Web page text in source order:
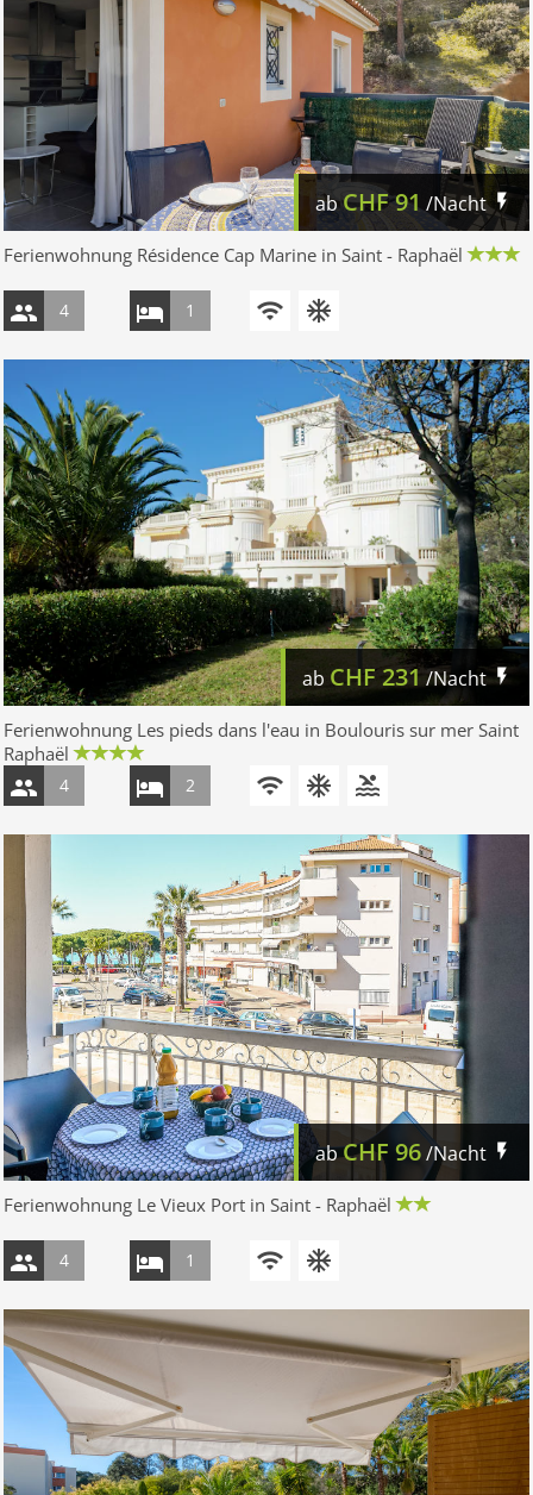
abCHF91/Nacht
Ferienwohnung Résidence Cap Marine in Saint - Raphaël
4 1
ab CHF 231/Nacht
Ferienwohnung Les pieds dans l'eau in Boulouris sur mer Saint
Raphaël
4 2
abCHF 96/Nacht
Ferienwohnung Le Vieux Port in Saint - Raphaël
4 1